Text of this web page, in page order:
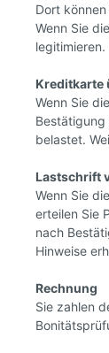
Dort
Wenn Sie
Kreditkarte
Wenn Sie
belastet.
Lastschrift
Wenn Sie
erteilen Sie
nach
Hinweise
Rechnung
Sie zahlen